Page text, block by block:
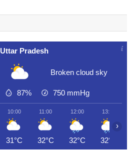
Uttar Pradesh
Broken cloud sky
87% 750 mmHg
10:00
31°C
11:00
32°C
12:00
32°C
13:00
32°C
›